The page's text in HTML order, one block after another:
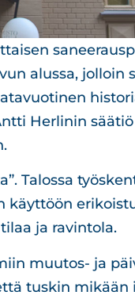
alussa, jolloin
Herlinin
Talossa
käyttöön
ja ravintola.
muutos- ja
tuskin mikään